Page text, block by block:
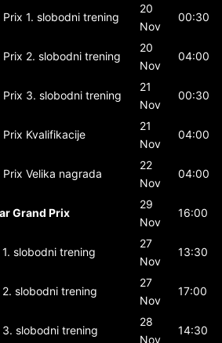
Prix 1. slobodni trening
20
Nov
00:30
Prix 2. slobodni trening
20
Nov
04:00
Prix 3. slobodni trening
21
Nov
00:30
Prix Kvalifikacije
21
Nov
04:00
Prix Velika nagrada
22
Nov
04:00
Grand Prix
29
Nov
16:00
1. slobodni trening
27
Nov
13:30
2. slobodni trening
27
Nov
17:00
3. slobodni trening
28
Nov
14:30